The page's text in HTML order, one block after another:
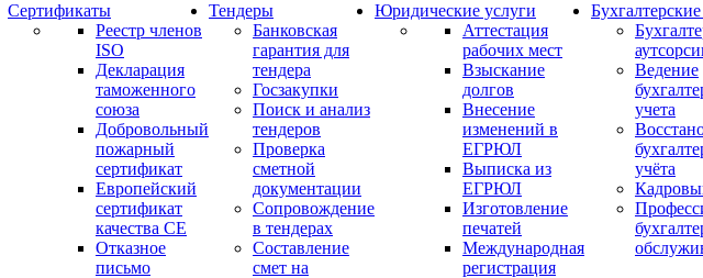
Сертификаты
Реестр членов
ISO
Декларация
таможенного
союза
Добровольный
пожарный
сертификат
Европейский
сертификат
качества СЕ
Отказное
письмо
Тендеры
Банковская
гарантия для
тендера
Госзакупки
Поиск и анализ
тендеров
Проверка
сметной
документации
Сопровождение
в тендерах
Составление
смет на
Юридические услуги
Аттестация
рабочих мест
Взыскание
долгов
Внесение
изменений в
ЕГРЮЛ
Выписка из
ЕГРЮЛ
Изготовление
печатей
Международная
регистрация
Ведение
учета
учёта